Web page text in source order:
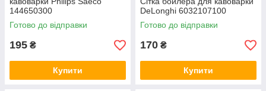
144650300
Готово до відправки
195 ₴
Купити
DeLonghi 6032107100
Готово до відправки
170 ₴
Купити